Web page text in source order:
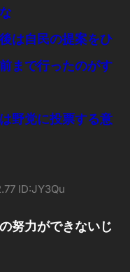
は自民の提案をひ
まで行ったのがす
野党に投票する意
ID:JY3Qu
努力ができないじ